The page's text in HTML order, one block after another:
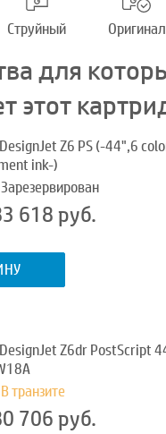
Струйный Оригинал
для
этот
Z6 PS (-44",6
ink-)
Зарезервирован
618 руб.
Z6dr PostScript
В транзите
706 руб.